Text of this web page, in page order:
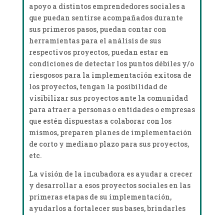
apoyo a distintos emprendedores sociales a
que puedan sentirse acompañados durante
sus primeros pasos, puedan contar con
herramientas para el análisis de sus
respectivos proyectos, puedan estar en
condiciones de detectar los puntos débiles y/o
riesgosos para la implementación exitosa de
los proyectos, tengan la posibilidad de
visibilizar sus proyectos ante la comunidad
para atraer a personas o entidades o empresas
que estén dispuestas a colaborar con los
mismos, preparen planes de implementación
de corto y mediano plazo para sus proyectos,
etc.
La visión de la incubadora es ayudar a crecer
y desarrollar a esos proyectos sociales en las
primeras etapas de su implementación,
ayudarlos a fortalecer sus bases, brindarles